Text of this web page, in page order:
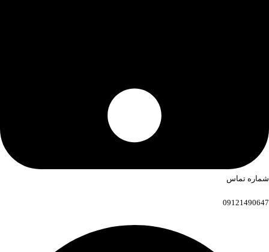
شماره تماس
09121490647